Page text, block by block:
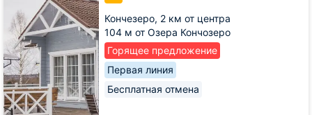
Кончезеро, 2 км от центра
104 м от Озера Кончозеро
Горящее предложение
Первая линия
Бесплатная отмена